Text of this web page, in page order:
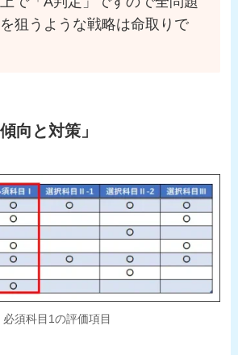
狙うような戦略は命取りで
向と対策」
必須科目1の評価項目